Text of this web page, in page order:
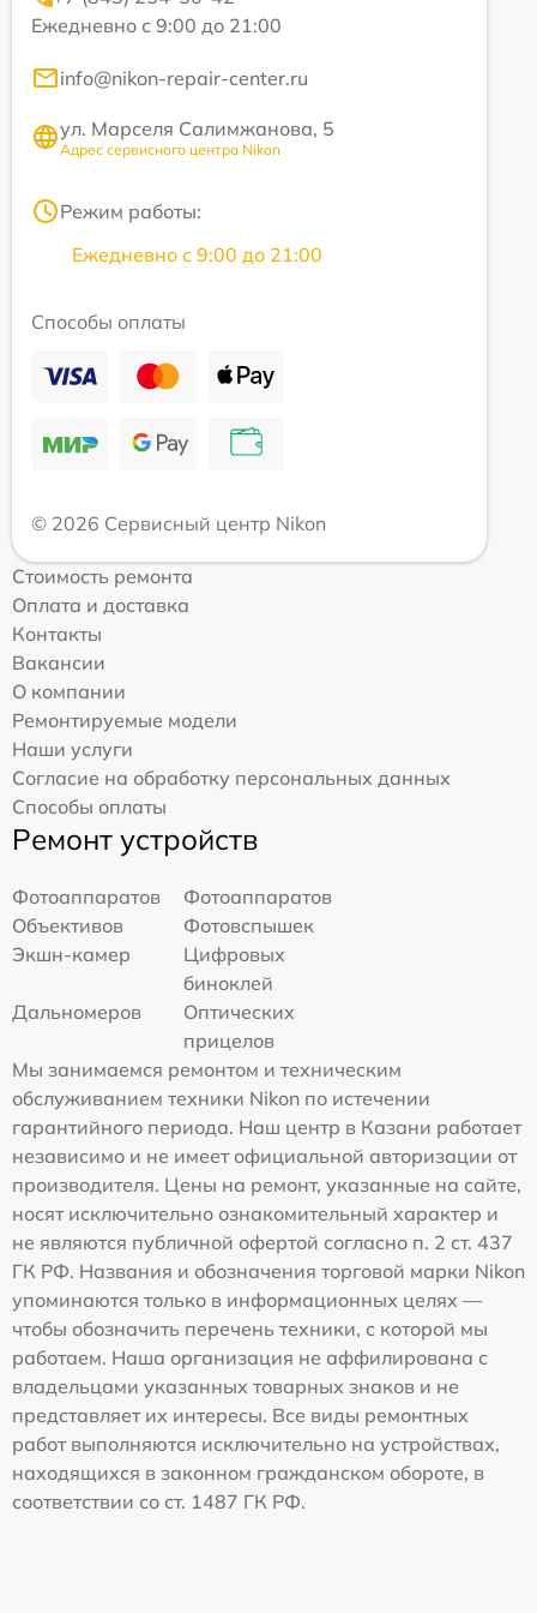
Ежедневно с 9:00 до 21:00
info@nikon-repair-center.ru
ул. Марселя Салимжанова, 5
Адрес сервисного центра Nikon
Режим работы:
Ежедневно с 9:00 до 21:00
Способы оплаты
© 2026 Сервисный центр Nikon
Стоимость ремонта
Оплата и доставка
Контакты
Вакансии
О компании
Ремонтируемые модели
Наши услуги
Согласие на обработку персональных данных
Способы оплаты
Ремонт устройств
Фотоаппаратов
Фотоаппаратов
Объективов
Фотовспышек
Экшн-камер
Цифровых
биноклей
Дальномеров
Оптических
прицелов
Мы занимаемся ремонтом и техническим
обслуживанием техники Nikon по истечении
гарантийного периода. Наш центр в Казани работает
независимо и не имеет официальной авторизации от
производителя. Цены на ремонт, указанные на сайте,
носят исключительно ознакомительный характер и
не являются публичной офертой согласно п. 2 ст. 437
ГК РФ. Названия и обозначения торговой марки Nikon
упоминаются только в информационных целях —
чтобы обозначить перечень техники, с которой мы
работаем. Наша организация не аффилирована с
владельцами указанных товарных знаков и не
представляет их интересы. Все виды ремонтных
работ выполняются исключительно на устройствах,
находящихся в законном гражданском обороте, в
соответствии со ст. 1487 ГК РФ.